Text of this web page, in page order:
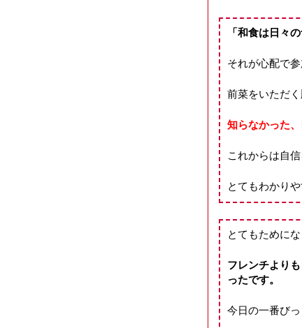
「和食は日々
それが心配で参
前菜をいただ
知らなかった
これからは自
とてもわかり
とてもためにな
フレンチより
ったです。
今日の一番び